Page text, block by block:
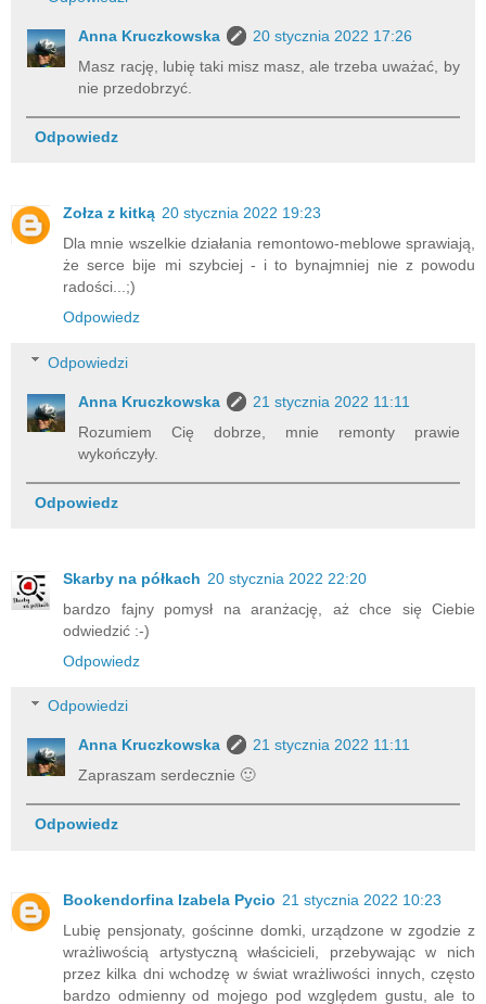
Anna Kruczkowska
20 stycznia 2022 17:26
Masz rację, lubię taki misz masz, ale trzeba uważać, by
nie przedobrzyć.
Odpowiedz
Zołza z kitką 20 stycznia 2022 19:23
Dla mnie wszelkie działania remontowo-meblowe sprawiają,
że serce bije mi szybciej - i to bynajmniej nie z powodu
radości...;)
Odpowiedz
Odpowiedzi
Anna Kruczkowska
21 stycznia 2022 11:11
Rozumiem Cię dobrze, mnie remonty prawie
wykończyły.
Odpowiedz
Skarby na półkach 20 stycznia 2022 22:20
bardzo fajny pomysł na aranżację, aż chce się Ciebie
odwiedzić :-)
Odpowiedz
Odpowiedzi
Anna Kruczkowska
21 stycznia 2022 11:11
Zapraszam serdecznie 🙂
Odpowiedz
Bookendorfina Izabela Pycio 21 stycznia 2022 10:23
Lubię pensjonaty, gościnne domki, urządzone w zgodzie z
wrażliwością artystyczną właścicieli, przebywając w nich
przez kilka dni wchodzę w świat wrażliwości innych, często
bardzo odmienny od mojego pod względem gustu, ale to